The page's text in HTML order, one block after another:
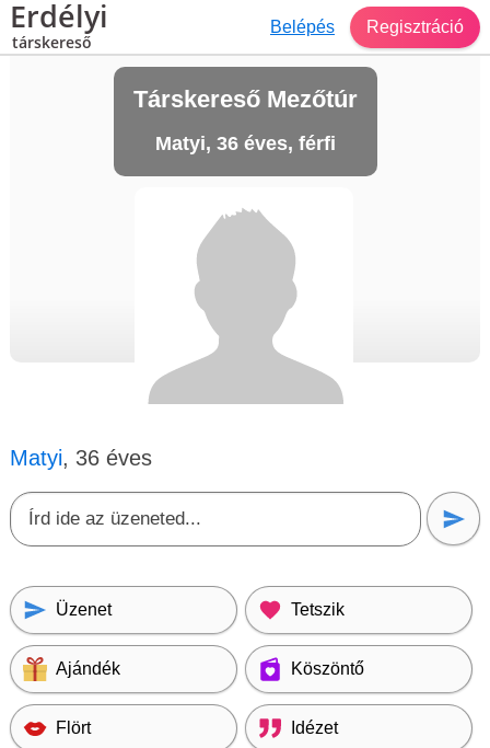
Erdélyi
társkereső
Belépés Regisztráció
Társkereső Mezőtúr
Matyi, 36 éves, férfi
Matyi, 36 éves
Üzenet Tetszik
Ajándék Köszöntő
Flört Idézet